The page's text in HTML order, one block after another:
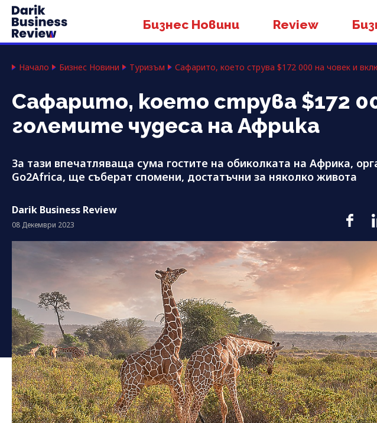
Бизнес Новини Review
Начало Бизнес Новини Туризъм Сафарито, което струва $172 000 на човек и
Сафарито, което струва $172
големите чудеса на Африка
За тази впечатляваща сума гостите на обиколката на Африка,
Go2Africa, ще съберат спомени, достатъчни за няколко живота
Darik Business Review
08 Декември 2023